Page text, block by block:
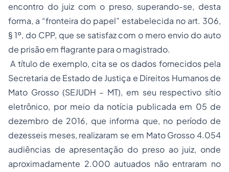
encontro do juiz com o preso, superando-se, desta
forma, a “fronteira do papel” estabelecida no art. 306,
§ 1º, do CPP, que se satisfaz com o mero envio do auto
de prisão em flagrante para o magistrado.
A título de exemplo, cita se os dados fornecidos pela
Secretaria de Estado de Justiça e Direitos Humanos de
Mato Grosso (SEJUDH – MT), em seu respectivo sítio
eletrônico, por meio da notícia publicada em 05 de
dezembro de 2016, que informa que, no período de
dezesseis meses, realizaram se em Mato Grosso 4.054
audiências de apresentação do preso ao juiz, onde
aproximadamente 2.000 autuados não entraram no